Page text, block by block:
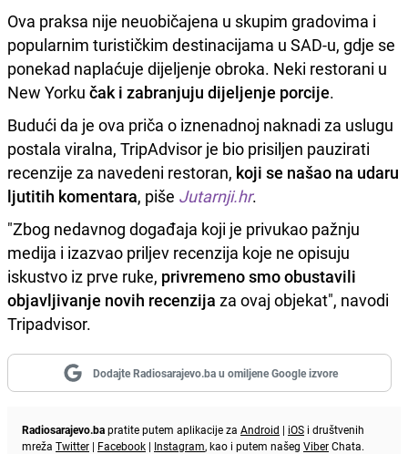
Ova praksa nije neuobičajena u skupim gradovima i
popularnim turističkim destinacijama u SAD-u, gdje se
ponekad naplaćuje dijeljenje obroka. Neki restorani u
New Yorku čak i zabranjuju dijeljenje porcije.
Budući da je ova priča o iznenadnoj naknadi za uslugu
postala viralna, TripAdvisor je bio prisiljen pauzirati
recenzije za navedeni restoran, koji se našao na udaru
ljutitih komentara, piše Jutarnji.hr.
"Zbog nedavnog događaja koji je privukao pažnju
medija i izazvao priljev recenzija koje ne opisuju
iskustvo iz prve ruke, privremeno smo obustavili
objavljivanje novih recenzija za ovaj objekat", navodi
Tripadvisor.
Dodajte Radiosarajevo.ba u omiljene Google izvore
Radiosarajevo.bapratite putem aplikacije za Android | iOS i društvenih
mreža Twitter | Facebook | Instagram, kao i putem našeg ViberChata.